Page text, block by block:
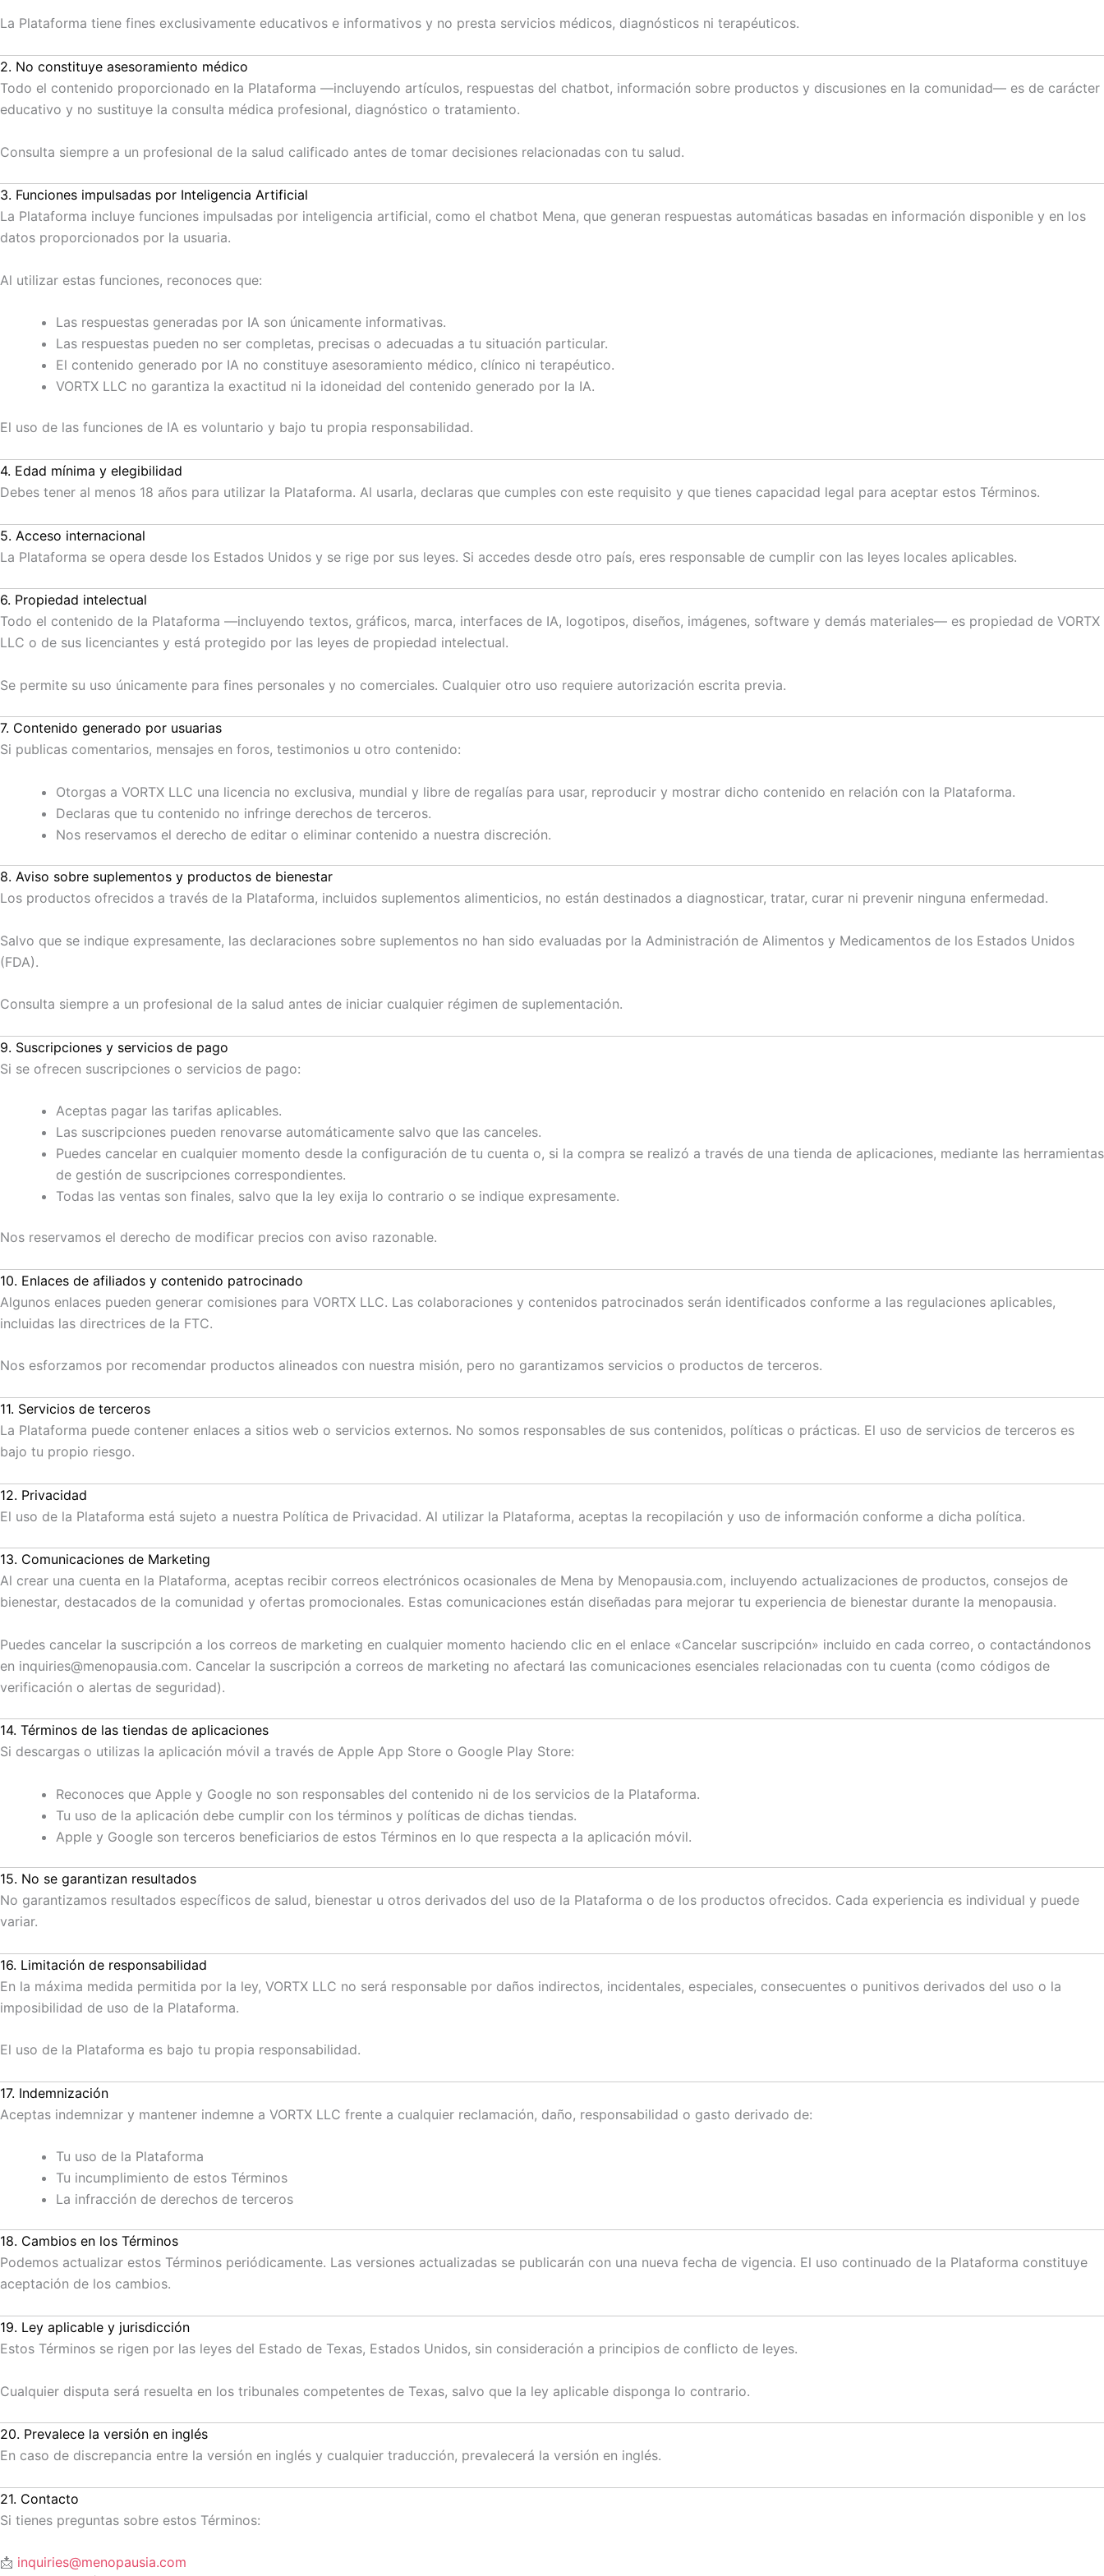
La Plataforma tiene fines exclusivamente educativos e informativos y no presta servicios médicos, diagnósticos ni terapéuticos.
2. No constituye asesoramiento médico
Todo el contenido proporcionado en la Plataforma —incluyendo artículos, respuestas del chatbot, información sobre productos y discusiones en la comunidad— es de carácter
educativo y no sustituye la consulta médica profesional, diagnóstico o tratamiento.
Consulta siempre a un profesional de la salud calificado antes de tomar decisiones relacionadas con tu salud.
3. Funciones impulsadas por Inteligencia Artificial
La Plataforma incluye funciones impulsadas por inteligencia artificial, como el chatbot Mena, que generan respuestas automáticas basadas en información disponible y en los
datos proporcionados por la usuaria.
Al utilizar estas funciones, reconoces que:
Las respuestas generadas por IA son únicamente informativas.
Las respuestas pueden no ser completas, precisas o adecuadas a tu situación particular.
El contenido generado por IA no constituye asesoramiento médico, clínico ni terapéutico.
VORTX LLC no garantiza la exactitud ni la idoneidad del contenido generado por la IA.
El uso de las funciones de IA es voluntario y bajo tu propia responsabilidad.
4. Edad mínima y elegibilidad
Debes tener al menos 18 años para utilizar la Plataforma. Al usarla, declaras que cumples con este requisito y que tienes capacidad legal para aceptar estos Términos.
5. Acceso internacional
La Plataforma se opera desde los Estados Unidos y se rige por sus leyes. Si accedes desde otro país, eres responsable de cumplir con las leyes locales aplicables.
6. Propiedad intelectual
Todo el contenido de la Plataforma —incluyendo textos, gráficos, marca, interfaces de IA, logotipos, diseños, imágenes, software y demás materiales— es propiedad de VORTX
LLC o de sus licenciantes y está protegido por las leyes de propiedad intelectual.
Se permite su uso únicamente para fines personales y no comerciales. Cualquier otro uso requiere autorización escrita previa.
7. Contenido generado por usuarias
Si publicas comentarios, mensajes en foros, testimonios u otro contenido:
Otorgas a VORTX LLC una licencia no exclusiva, mundial y libre de regalías para usar, reproducir y mostrar dicho contenido en relación con la Plataforma.
Declaras que tu contenido no infringe derechos de terceros.
Nos reservamos el derecho de editar o eliminar contenido a nuestra discreción.
8. Aviso sobre suplementos y productos de bienestar
Los productos ofrecidos a través de la Plataforma, incluidos suplementos alimenticios, no están destinados a diagnosticar, tratar, curar ni prevenir ninguna enfermedad.
Salvo que se indique expresamente, las declaraciones sobre suplementos no han sido evaluadas por la Administración de Alimentos y Medicamentos de los Estados Unidos
(FDA).
Consulta siempre a un profesional de la salud antes de iniciar cualquier régimen de suplementación.
9. Suscripciones y servicios de pago
Si se ofrecen suscripciones o servicios de pago:
Aceptas pagar las tarifas aplicables.
Las suscripciones pueden renovarse automáticamente salvo que las canceles.
Puedes cancelar en cualquier momento desde la configuración de tu cuenta o, si la compra se realizó a través de una tienda de aplicaciones, mediante las herramientas
de gestión de suscripciones correspondientes.
Todas las ventas son finales, salvo que la ley exija lo contrario o se indique expresamente.
Nos reservamos el derecho de modificar precios con aviso razonable.
10. Enlaces de afiliados y contenido patrocinado
Algunos enlaces pueden generar comisiones para VORTX LLC. Las colaboraciones y contenidos patrocinados serán identificados conforme a las regulaciones aplicables,
incluidas las directrices de la FTC.
Nos esforzamos por recomendar productos alineados con nuestra misión, pero no garantizamos servicios o productos de terceros.
11. Servicios de terceros
La Plataforma puede contener enlaces a sitios web o servicios externos. No somos responsables de sus contenidos, políticas o prácticas. El uso de servicios de terceros es
bajo tu propio riesgo.
12. Privacidad
El uso de la Plataforma está sujeto a nuestra Política de Privacidad. Al utilizar la Plataforma, aceptas la recopilación y uso de información conforme a dicha política.
13. Comunicaciones de Marketing
Al crear una cuenta en la Plataforma, aceptas recibir correos electrónicos ocasionales de Mena by Menopausia.com, incluyendo actualizaciones de productos, consejos de
bienestar, destacados de la comunidad y ofertas promocionales. Estas comunicaciones están diseñadas para mejorar tu experiencia de bienestar durante la menopausia.
Puedes cancelar la suscripción a los correos de marketing en cualquier momento haciendo clic en el enlace «Cancelar suscripción» incluido en cada correo, o contactándonos
en inquiries@menopausia.com. Cancelar la suscripción a correos de marketing no afectará las comunicaciones esenciales relacionadas con tu cuenta (como códigos de
verificación o alertas de seguridad).
14. Términos de las tiendas de aplicaciones
Si descargas o utilizas la aplicación móvil a través de Apple App Store o Google Play Store:
Reconoces que Apple y Google no son responsables del contenido ni de los servicios de la Plataforma.
Tu uso de la aplicación debe cumplir con los términos y políticas de dichas tiendas.
Apple y Google son terceros beneficiarios de estos Términos en lo que respecta a la aplicación móvil.
15. No se garantizan resultados
No garantizamos resultados específicos de salud, bienestar u otros derivados del uso de la Plataforma o de los productos ofrecidos. Cada experiencia es individual y puede
variar.
16. Limitación de responsabilidad
En la máxima medida permitida por la ley, VORTX LLC no será responsable por daños indirectos, incidentales, especiales, consecuentes o punitivos derivados del uso o la
imposibilidad de uso de la Plataforma.
El uso de la Plataforma es bajo tu propia responsabilidad.
17. Indemnización
Aceptas indemnizar y mantener indemne a VORTX LLC frente a cualquier reclamación, daño, responsabilidad o gasto derivado de:
Tu uso de la Plataforma
Tu incumplimiento de estos Términos
La infracción de derechos de terceros
18. Cambios en los Términos
Podemos actualizar estos Términos periódicamente. Las versiones actualizadas se publicarán con una nueva fecha de vigencia. El uso continuado de la Plataforma constituye
aceptación de los cambios.
19. Ley aplicable y jurisdicción
Estos Términos se rigen por las leyes del Estado de Texas, Estados Unidos, sin consideración a principios de conflicto de leyes.
Cualquier disputa será resuelta en los tribunales competentes de Texas, salvo que la ley aplicable disponga lo contrario.
20. Prevalece la versión en inglés
En caso de discrepancia entre la versión en inglés y cualquier traducción, prevalecerá la versión en inglés.
21. Contacto
Si tienes preguntas sobre estos Términos:
📩 inquiries@menopausia.com